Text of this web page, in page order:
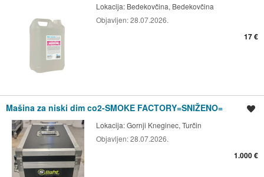
Lokacija: Bedekovčina, Bedekovčina
Objavljen:28.07.2026.
17 €
Mašina za niski dim co2-SMOKE FACTORY=SNIŽENO=
Lokacija:Gornji Kneginec, Turčin
Objavljen:28.07.2026.
1.000 €